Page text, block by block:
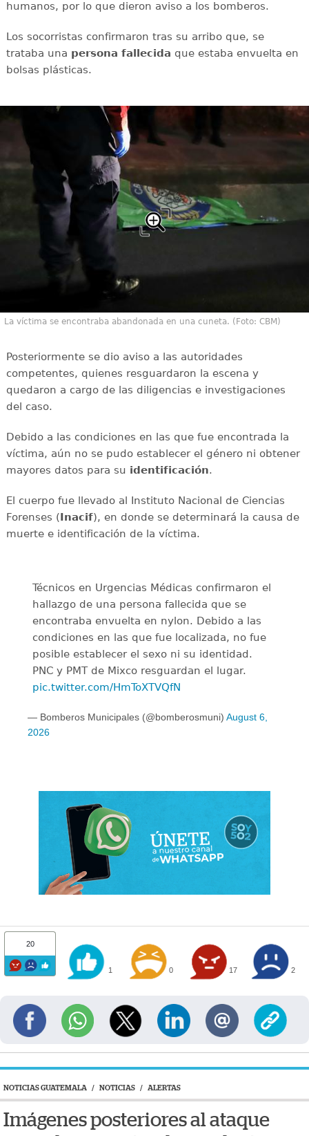
humanos, por lo que dieron aviso a los bomberos.
Los socorristas confirmaron tras su arribo que, se
trataba una persona fallecida que estaba envuelta en
bolsas plásticas.
La víctima se encontraba abandonada en una cuneta. (Foto: CBM)
Posteriormente se dio aviso a las autoridades
competentes, quienes resguardaron la escena y
quedaron a cargo de las diligencias e investigaciones
del caso.
Debido a las condiciones en las que fue encontrada la
víctima, aún no se pudo establecer el género ni obtener
mayores datos para su identificación.
El cuerpo fue llevado al Instituto Nacional de Ciencias
Forenses (Inacif), en donde se determinará la causa de
muerte e identificación de la víctima.
Técnicos en Urgencias Médicas confirmaron el
hallazgo de una persona fallecida que se
encontraba envuelta en nylon. Debido a las
condiciones en las que fue localizada, no fue
posible establecer el sexo ni su identidad.
PNC y PMT de Mixco resguardan el lugar.
pic.twitter.com/HmToXTVQfN
— Bomberos Municipales (@bomberosmuni) August 6,
2026
20
1 0 17 2
NOTICIAS GUATEMALA / NOTICIAS / ALERTAS
Imágenes posteriores al ataque